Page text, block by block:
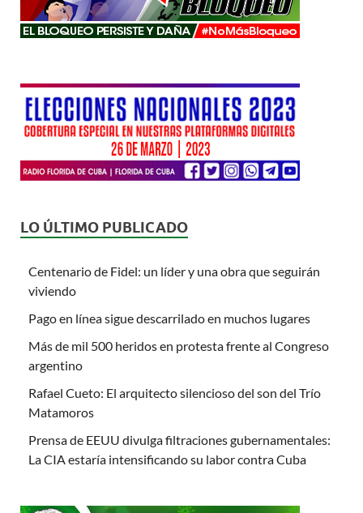
LO ÚLTIMO PUBLICADO
Centenario de Fidel: un líder y una obra que seguirán
viviendo
Pago en línea sigue descarrilado en muchos lugares
Más de mil 500 heridos en protesta frente al Congreso
argentino
Rafael Cueto: El arquitecto silencioso del son del Trío
Matamoros
Prensa de EEUU divulga filtraciones gubernamentales:
La CIA estaría intensificando su labor contra Cuba